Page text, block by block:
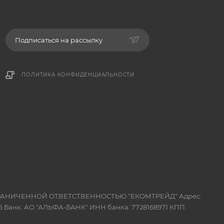
Подписаться на рассылку
ПОЛИТИКА КОНФИДЕНЦИАЛЬНОСТИ
ОТВЕТСТВЕННОСТЬЮ "ЕКОМТРЕЙД" Адрес:
АО "АЛЬФА-БАНК" ИНН банка: 7728168971 КПП: